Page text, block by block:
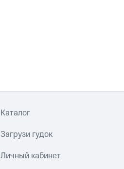
Каталог
Загрузи гудок
Личный кабинет